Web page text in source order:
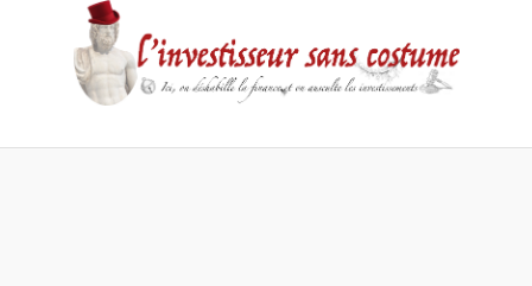
confidentialité